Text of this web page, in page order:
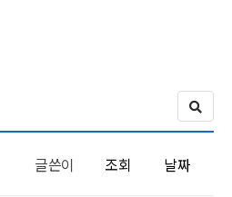
글쓴이 조회 날짜